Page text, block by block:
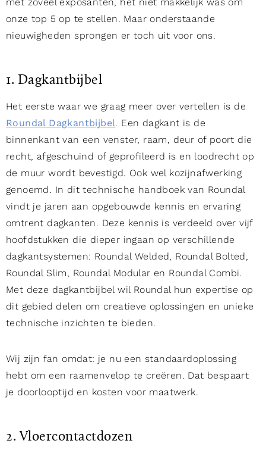
onze top 5 op te stellen. Maar onderstaande
nieuwigheden sprongen er toch uit voor ons.
1. Dagkantbijbel
Het eerste waar we graag meer over vertellen is de
Roundal Dagkantbijbel. Een dagkant is de
binnenkant van een venster, raam, deur of poort die
recht, afgeschuind of geprofileerd is en loodrecht op
de muur wordt bevestigd. Ook wel kozijnafwerking
genoemd. In dit technische handboek van Roundal
vindt je jaren aan opgebouwde kennis en ervaring
omtrent dagkanten. Deze kennis is verdeeld over vijf
hoofdstukken die dieper ingaan op verschillende
dagkantsystemen: Roundal Welded, Roundal Bolted,
Roundal Slim, Roundal Modular en Roundal Combi.
Met deze dagkantbijbel wil Roundal hun expertise op
dit gebied delen om creatieve oplossingen en unieke
technische inzichten te bieden.
Wij zijn fan omdat: je nu een standaardoplossing
hebt om een raamenvelop te creëren. Dat bespaart
je doorlooptijd en kosten voor maatwerk.
2. Vloercontactdozen